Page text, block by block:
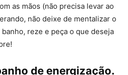
as mãos (não precisa levar ao
não deixe de mentalizar o
reze e peça o que deseja
de energização.